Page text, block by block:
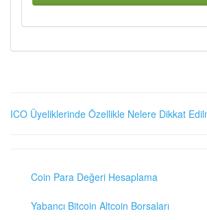
ICO Üyeliklerinde Özellikle Nelere Dikkat
Coin Para Değeri Hesaplama
Yabancı Bitcoin Altcoin Borsaları